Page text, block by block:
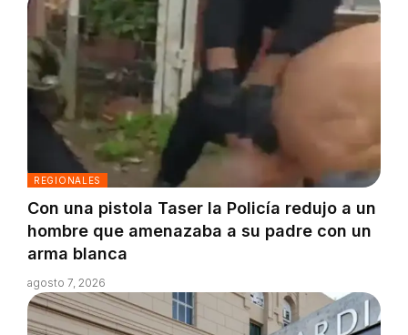
REGIONALES
Con una pistola Taser la Policía redujo a un
hombre que amenazaba a su padre con un
arma blanca
agosto 7, 2026